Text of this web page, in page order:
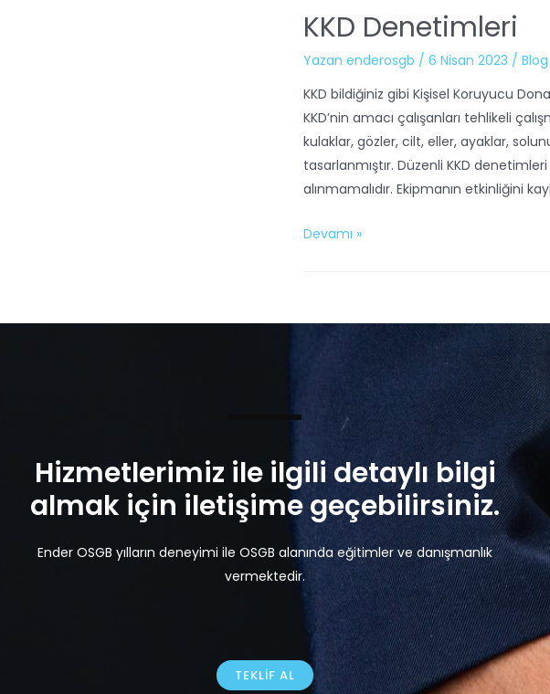
KKD Denetimleri
Yazan enderosgb / 6 Nisan 2023 / Blog
KKD bildiğiniz gibi Kişisel Koruyucu
KKD’nin amacı çalışanları tehlikeli
kulaklar, gözler, cilt, eller, ayaklar,
tasarlanmıştır. Düzenli KKD
alınmamalıdır. Ekipmanın etkinliğini
Devamı »
Hizmetlerimiz ile ilgili detaylı bilgi
almak için iletişime geçebilirsiniz.
Ender OSGB yılların deneyimi ile OSGB alanında eğitimler ve danışmanlık
vermektedir.
TEKLIF AL